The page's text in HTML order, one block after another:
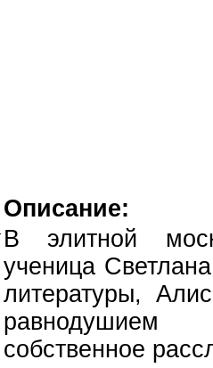
Описание:
В элитной
ученица
литературы,
равнодушием
собственное